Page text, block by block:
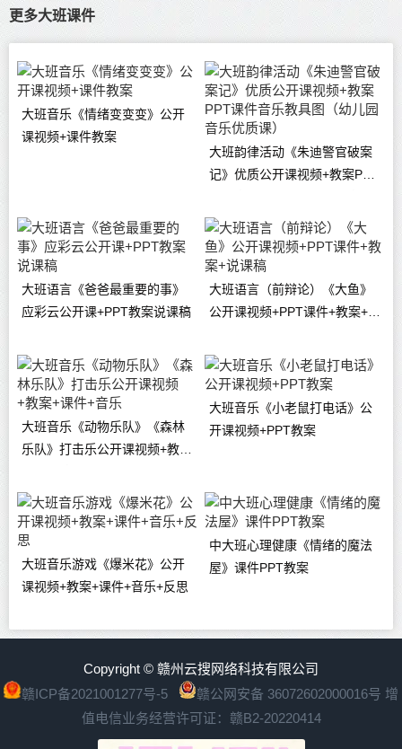
更多大班课件
大班音乐《情绪变变变》公开
课视频+课件教案
大班韵律活动《朱迪警官破案
记》优质公开课视频+教案PPT
优质课）
大班语言《爸爸最重要的事》
应彩云公开课+PPT教案说课稿
大班语言（前辩论）《大鱼》
公开课视频+PPT课件+教案+说
大班音乐《动物乐队》《森林
乐队》打击乐公开课视频+教案
大班音乐《小老鼠打电话》公
开课视频+PPT教案
大班音乐游戏《爆米花》公开
课视频+教案+课件+音乐+反思
中大班心理健康《情绪的魔法
屋》课件PPT教案
Copyright © 赣州云搜网络科技有限公司
赣ICP备2021001277号-5
赣公网安备 36072602000016号 增
值电信业务经营许可证：赣B2-20220414